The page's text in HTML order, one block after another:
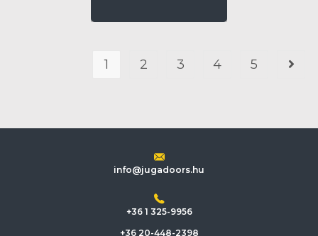
1 2 3 4 5
info@jugadoors.hu
+36 1 325-9956
+36 20-448-2398